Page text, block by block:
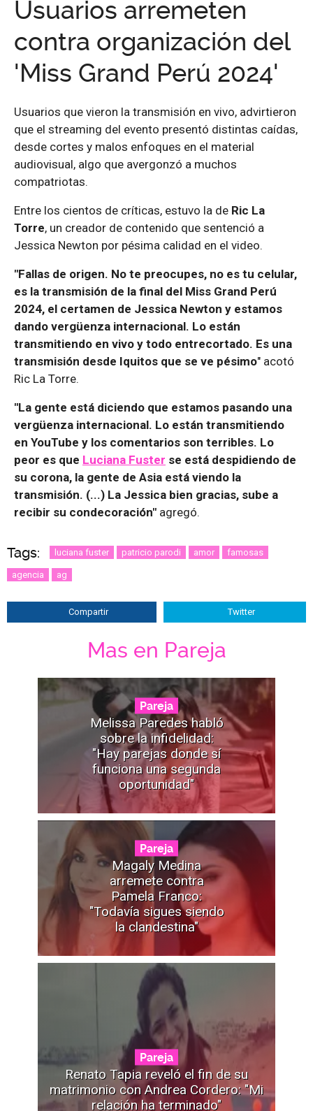
Usuarios arremeten
contra organización del
'Miss Grand Perú 2024'
Usuarios que vieron la transmisión en vivo, advirtieron
que el streaming del evento presentó distintas caídas,
desde cortes y malos enfoques en el material
audiovisual, algo que avergonzó a muchos
compatriotas.
Entre los cientos de críticas, estuvo la de Ric La
Torre, un creador de contenido que sentenció a
Jessica Newton por pésima calidad en el video.
"Fallas de origen. No te preocupes, no es tu celular,
es la transmisión de la final del Miss Grand Perú
2024, el certamen de Jessica Newton y estamos
dando vergüenza internacional. Lo están
transmitiendo en vivo y todo entrecortado. Es una
transmisión desde Iquitos que se ve pésimo" acotó
Ric La Torre.
"La gente está diciendo que estamos pasando una
vergüenza internacional. Lo están transmitiendo
en YouTube y los comentarios son terribles. Lo
peor es que Luciana Fuster se está despidiendo de
su corona, la gente de Asia está viendo la
transmisión. (...) La Jessica bien gracias, sube a
recibir su condecoración" agregó.
Tags: luciana fuster patricio parodi amor famosas
agencia ag
Compartir Twitter
Mas en Pareja
Pareja
Melissa Paredes habló
sobre la infidelidad:
"Hay parejas donde sí
funciona una segunda
oportunidad"
Pareja
Magaly Medina
arremete contra
Pamela Franco:
"Todavía sigues siendo
la clandestina"
Pareja
Renato Tapia reveló el fin de su
matrimonio con Andrea Cordero: "Mi
relación ha terminado"